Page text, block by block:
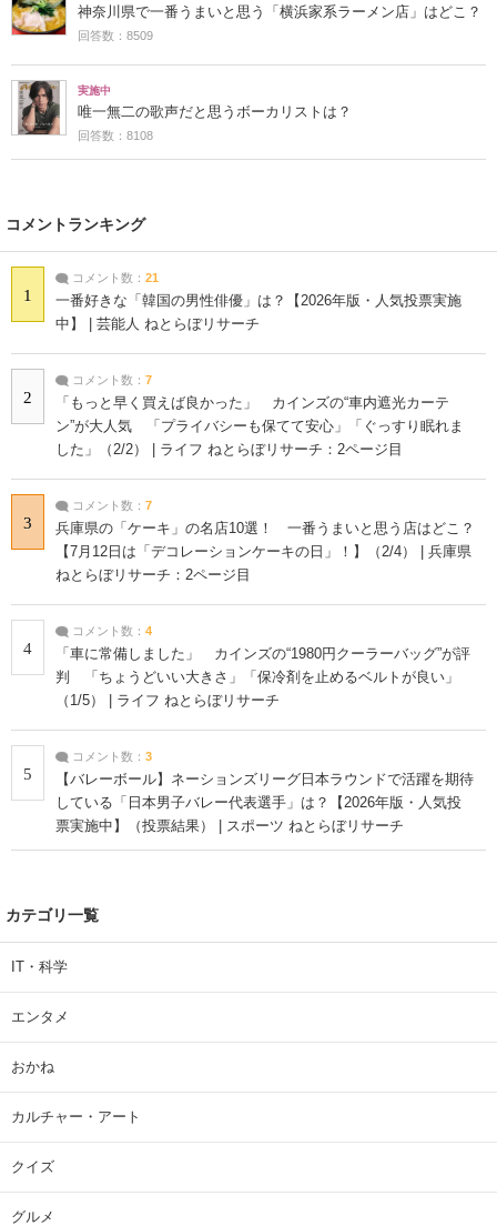
神奈川県で一番うまいと思う「横浜家系ラーメン店」はどこ？
回答数：8509
実施中
唯一無二の歌声だと思うボーカリストは？
回答数：8108
コメントランキング
1
コメント数： 21
一番好きな「韓国の男性俳優」は？【2026年版・人気投票実施
中】 | 芸能人 ねとらぼリサーチ
2
コメント数： 7
「もっと早く買えば良かった」 カインズの“車内遮光カーテ
ン”が大人気 「プライバシーも保てて安心」「ぐっすり眠れま
した」（2/2） | ライフ ねとらぼリサーチ：2ページ目
3
コメント数： 7
兵庫県の「ケーキ」の名店10選！ 一番うまいと思う店はどこ？
【7月12日は「デコレーションケーキの日」！】（2/4） | 兵庫県
ねとらぼリサーチ：2ページ目
4
コメント数： 4
「車に常備しました」 カインズの“1980円クーラーバッグ”が評
判 「ちょうどいい大きさ」「保冷剤を止めるベルトが良い」
（1/5） | ライフ ねとらぼリサーチ
5
コメント数： 3
【バレーボール】ネーションズリーグ日本ラウンドで活躍を期待
している「日本男子バレー代表選手」は？【2026年版・人気投
票実施中】（投票結果） | スポーツ ねとらぼリサーチ
カテゴリ一覧
IT・科学
エンタメ
おかね
カルチャー・アート
クイズ
グルメ